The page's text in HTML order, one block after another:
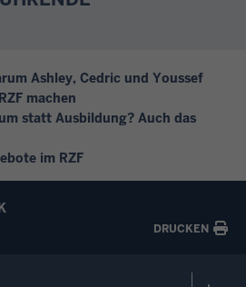
Ashley, Cedric und Youssef
machen
statt Ausbildung? Auch das
im RZF
DRUCKEN